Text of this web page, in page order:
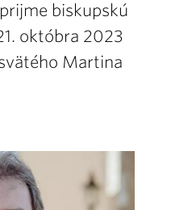
biskupskú
októbra 2023
Martina